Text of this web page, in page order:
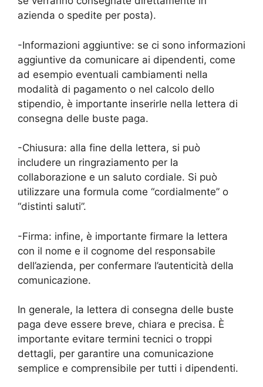
azienda o spedite per posta).
-Informazioni aggiuntive: se ci sono informazioni
aggiuntive da comunicare ai dipendenti, come
ad esempio eventuali cambiamenti nella
modalità di pagamento o nel calcolo dello
stipendio, è importante inserirle nella lettera di
consegna delle buste paga.
-Chiusura: alla fine della lettera, si può
includere un ringraziamento per la
collaborazione e un saluto cordiale. Si può
utilizzare una formula come “cordialmente” o
“distinti saluti”.
-Firma: infine, è importante firmare la lettera
con il nome e il cognome del responsabile
dell’azienda, per confermare l’autenticità della
comunicazione.
In generale, la lettera di consegna delle buste
paga deve essere breve, chiara e precisa. È
importante evitare termini tecnici o troppi
dettagli, per garantire una comunicazione
semplice e comprensibile per tutti i dipendenti.